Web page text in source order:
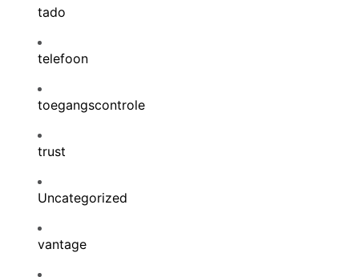
tado
telefoon
toegangscontrole
trust
Uncategorized
vantage